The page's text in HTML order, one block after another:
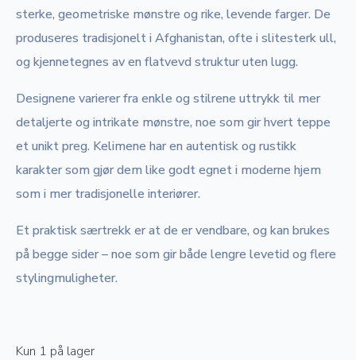
sterke, geometriske mønstre og rike, levende farger. De
produseres tradisjonelt i Afghanistan, ofte i slitesterk ull,
og kjennetegnes av en flatvevd struktur uten lugg.
Designene varierer fra enkle og stilrene uttrykk til mer
detaljerte og intrikate mønstre, noe som gir hvert teppe
et unikt preg. Kelimene har en autentisk og rustikk
karakter som gjør dem like godt egnet i moderne hjem
som i mer tradisjonelle interiører.
Et praktisk særtrekk er at de er vendbare, og kan brukes
på begge sider – noe som gir både lengre levetid og flere
stylingmuligheter.
Kun 1 på lager